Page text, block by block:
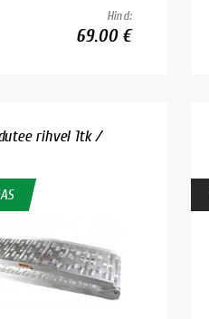
Hind:
69.00 €
rihvel 1tk /